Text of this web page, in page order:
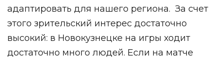
адаптировать для нашего региона. За счет
этого зрительский интерес достаточно
высокий: в Новокузнецке на игры ходит
достаточно много людей. Если на матче